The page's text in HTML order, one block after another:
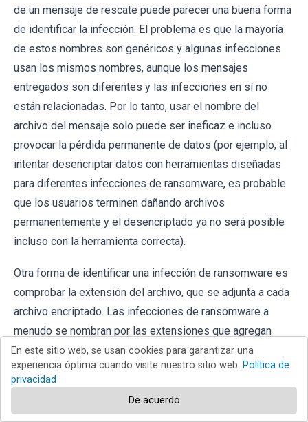
de un mensaje de rescate puede parecer una buena forma
de identificar la infección. El problema es que la mayoría
de estos nombres son genéricos y algunas infecciones
usan los mismos nombres, aunque los mensajes
entregados son diferentes y las infecciones en sí no
están relacionadas. Por lo tanto, usar el nombre del
archivo del mensaje solo puede ser ineficaz e incluso
provocar la pérdida permanente de datos (por ejemplo, al
intentar desencriptar datos con herramientas diseñadas
para diferentes infecciones de ransomware, es probable
que los usuarios terminen dañando archivos
permanentemente y el desencriptado ya no será posible
incluso con la herramienta correcta).
Otra forma de identificar una infección de ransomware es
comprobar la extensión del archivo, que se adjunta a cada
archivo encriptado. Las infecciones de ransomware a
menudo se nombran por las extensiones que agregan
(consulte los archivos encriptados por Qewe ransomware
a continuación).
En este sitio web, se usan cookies para garantizar una
experiencia óptima cuando visite nuestro sitio web. Política de
privacidad
De acuerdo